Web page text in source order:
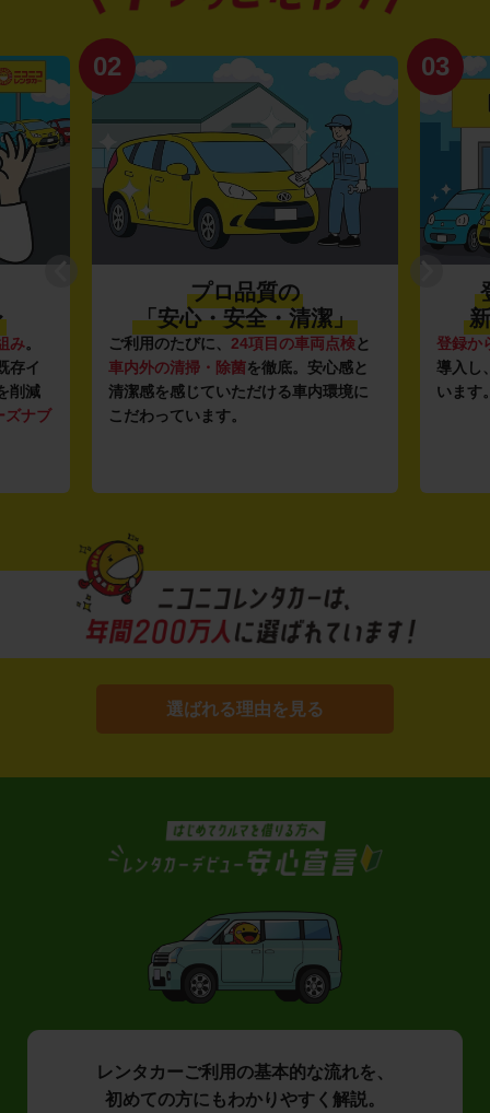
み。
存イ
削減
ズナブ
02
プロ品質の
「安心・安全・清潔」
ご利用のたびに、 24項目の車両点検と
車内外の清掃・除菌を徹底。安心感と
清潔感を感じていただける車内環境に
こだわっています。
03
登録か
導入し
います
選ばれる理由を見る
レンタカーご利用の基本的な流れを、
初めての方にもわかりやすく解説。